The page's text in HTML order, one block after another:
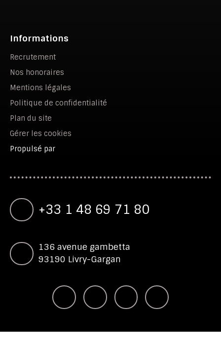
Informations
Recrutement
Nos honoraires
Mentions légales
Politique de confidentialité
Plan du site
Gérer les cookies
Propulsé par
+33 1 48 69 71 80
136 avenue gambetta
93190 Livry-Gargan